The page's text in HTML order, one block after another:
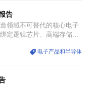
全球科技产业运转的刚
告
领域不可替代的核心电子
定逻辑芯片、高端存储芯
（ALD）工艺专用前驱体
电子产品和半导体